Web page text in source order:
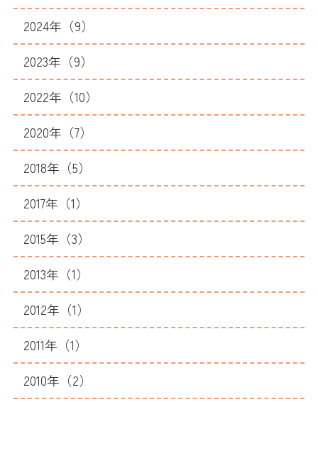
2024年（9）
2023年（9）
2022年（10）
2020年（7）
2018年（5）
2017年（1）
2015年（3）
2013年（1）
2012年（1）
2011年（1）
2010年（2）